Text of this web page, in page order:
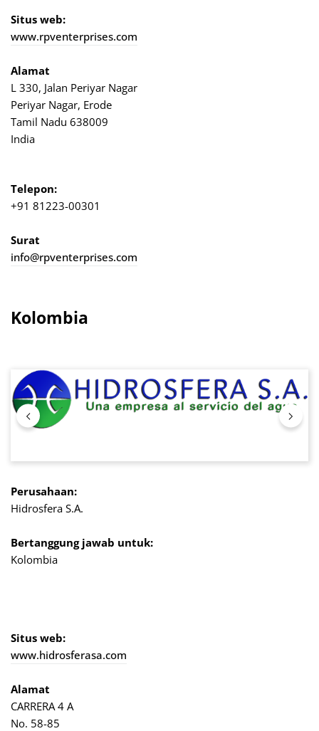
Situs web:
www.rpventerprises.com
Alamat
L 330, Jalan Periyar Nagar
Periyar Nagar, Erode
Tamil Nadu 638009
India
Telepon:
+91 81223-00301
Surat
info@rpventerprises.com
Kolombia
Lewati galeri gambar
Perusahaan:
Hidrosfera S.A.
Bertanggung jawab untuk:
Kolombia
Situs web:
www.hidrosferasa.com
Alamat
CARRERA 4 A
No. 58-85